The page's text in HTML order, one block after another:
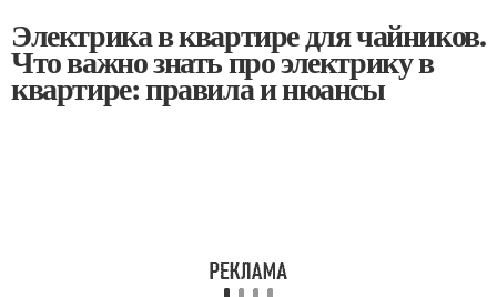
Электрика в квартире для чайников.
Что важно знать про электрику в
квартире: правила и нюансы